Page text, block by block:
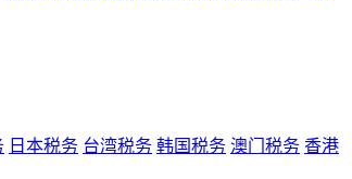
日本税务 台湾税务 韩国税务 澳门税务 香港